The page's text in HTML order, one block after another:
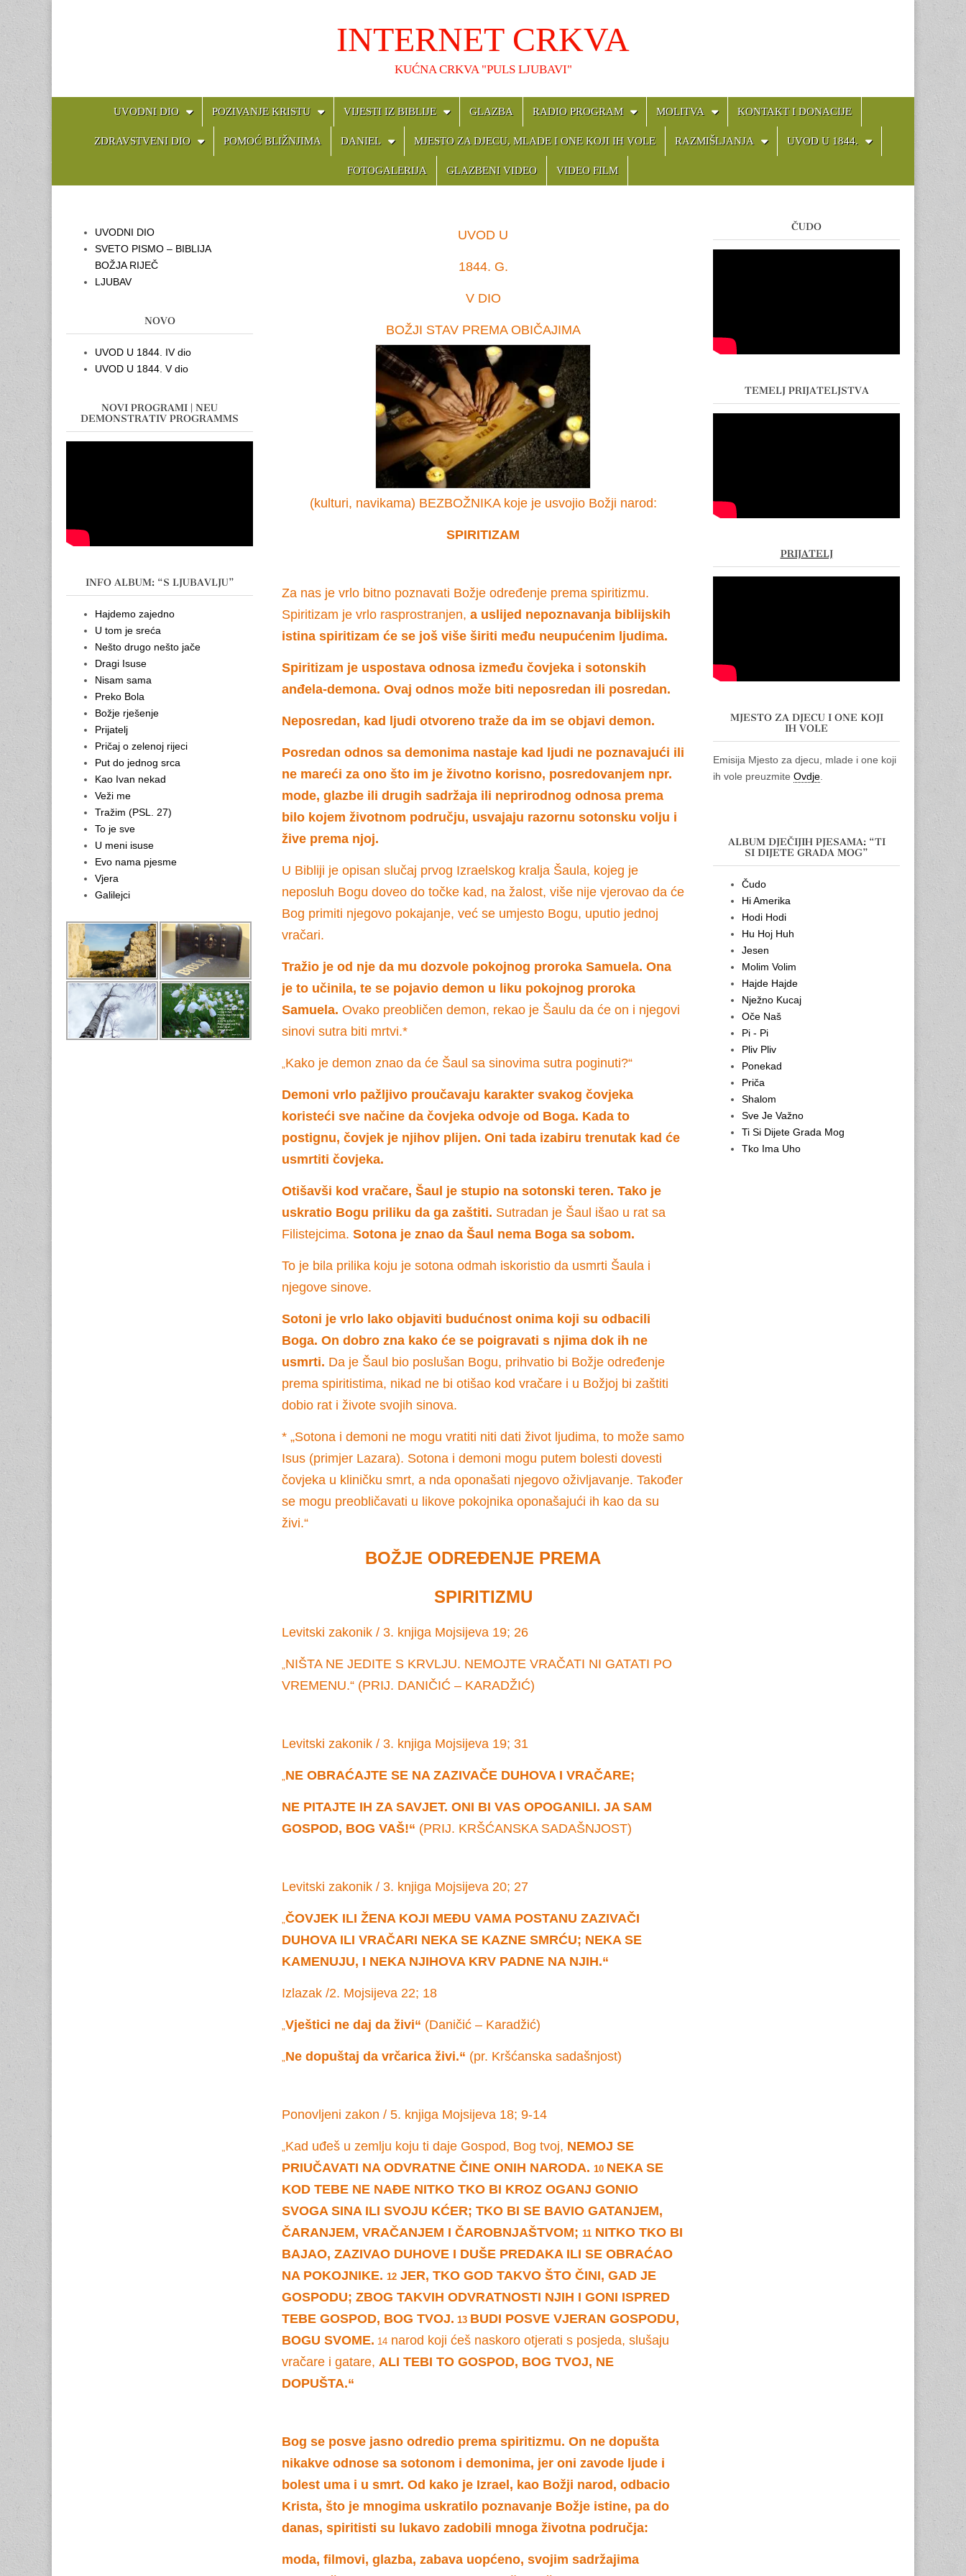
INTERNET CRKVA
KUĆNA CRKVA "PULS LJUBAVI"
CONTENT
UVODNI DIO POZIVANJE KRISTU VIJESTI IZ BIBLIJE GLAZBA RADIO PROGRAM MOLITVA KONTAKT I DONACIJE
ZDRAVSTVENI DIO POMOĆ BLIŽNJIMA DANIEL MJESTO ZA DJECU, MLADE I ONE KOJI IH VOLE RAZMIŠLJANJA UVOD U 1844.
FOTOGALERIJA GLAZBENI VIDEO VIDEO FILM
UVOD U
1844. G.
V DIO
BOŽJI STAV PREMA OBIČAJIMA
(kulturi, navikama) BEZBOŽNIKA koje je usvojio Božji narod:
SPIRITIZAM
Za nas je vrlo bitno poznavati Božje određenje prema spiritizmu.
Spiritizam je vrlo rasprostranjen, a uslijed nepoznavanja biblijskih
istina spiritizam će se još više širiti među neupućenim ljudima.
Spiritizam je uspostava odnosa između čovjeka i sotonskih
anđela-demona. Ovaj odnos može biti neposredan ili posredan.
Neposredan, kad ljudi otvoreno traže da im se objavi demon.
Posredan odnos sa demonima nastaje kad ljudi ne poznavajući ili
ne mareći za ono što im je životno korisno, posredovanjem npr.
mode, glazbe ili drugih sadržaja ili neprirodnog odnosa prema
bilo kojem životnom području, usvajaju razornu sotonsku volju i
žive prema njoj.
U Bibliji je opisan slučaj prvog Izraelskog kralja Šaula, kojeg je
neposluh Bogu doveo do točke kad, na žalost, više nije vjerovao da će
Bog primiti njegovo pokajanje, već se umjesto Bogu, uputio jednoj
vračari.
Tražio je od nje da mu dozvole pokojnog proroka Samuela. Ona
je to učinila, te se pojavio demon u liku pokojnog proroka
Samuela. Ovako preobličen demon, rekao je Šaulu da će on i njegovi
sinovi sutra biti mrtvi.*
Kako je demon znao da će Šaul sa sinovima sutra poginuti?“
Demoni vrlo pažljivo proučavaju karakter svakog čovjeka
koristeći sve načine da čovjeka odvoje od Boga. Kada to
postignu, čovjek je njihov plijen. Oni tada izabiru trenutak kad će
usmrtiti čovjeka.
Otišavši kod vračare, Šaul je stupio na sotonski teren. Tako je
uskratio Bogu priliku da ga zaštiti. Sutradan je Šaul išao u rat sa
Filistejcima. Sotona je znao da Šaul nema Boga sa sobom.
To je bila prilika koju je sotona odmah iskoristio da usmrti Šaula i
njegove sinove.
Sotoni je vrlo lako objaviti budućnost onima koji su odbacili
Boga. On dobro zna kako će se poigravati s njima dok ih ne
usmrti. Da je Šaul bio poslušan Bogu, prihvatio bi Božje određenje
prema spiritistima, nikad ne bi otišao kod vračare i u Božjoj bi zaštiti
dobio rat i živote svojih sinova.
* „Sotona i demoni ne mogu vratiti niti dati život ljudima, to može samo
Isus (primjer Lazara). Sotona i demoni mogu putem bolesti dovesti
čovjeka u kliničku smrt, a nda oponašati njegovo oživljavanje. Također
se mogu preobličavati u likove pokojnika oponašajući ih kao da su
živi.“
BOŽJE ODREĐENJE PREMA
SPIRITIZMU
Levitski zakonik / 3. knjiga Mojsijeva 19; 26
NIŠTA NE JEDITE S KRVLJU. NEMOJTE VRAČATI NI GATATI PO
VREMENU.“ (PRIJ. DANIČIĆ – KARADŽIĆ)
Levitski zakonik / 3. knjiga Mojsijeva 19; 31
NE OBRAĆAJTE SE NA ZAZIVAČE DUHOVA I VRAČARE;
NE PITAJTE IH ZA SAVJET. ONI BI VAS OPOGANILI. JA SAM
GOSPOD, BOG VAŠ!“ (PRIJ. KRŠĆANSKA SADAŠNJOST)
Levitski zakonik / 3. knjiga Mojsijeva 20; 27
ČOVJEK ILI ŽENA KOJI MEĐU VAMA POSTANU ZAZIVAČI
DUHOVA ILI VRAČARI NEKA SE KAZNE SMRĆU; NEKA SE
KAMENUJU, I NEKA NJIHOVA KRV PADNE NA NJIH.“
Izlazak /2. Mojsijeva 22; 18
Vještici ne daj da živi“ (Daničić – Karadžić)
Ne dopuštaj da vrčarica živi.“ (pr. Kršćanska sadašnjost)
Ponovljeni zakon / 5. knjiga Mojsijeva 18; 9-14
Kad uđeš u zemlju koju ti daje Gospod, Bog tvoj, NEMOJ SE
PRIUČAVATI NA ODVRATNE ČINE ONIH NARODA. 10 NEKA SE
KOD TEBE NE NAĐE NITKO TKO BI KROZ OGANJ GONIO
SVOGA SINA ILI SVOJU KĆER; TKO BI SE BAVIO GATANJEM,
ČARANJEM, VRAČANJEM I ČAROBNJAŠTVOM; 11 NITKO TKO BI
BAJAO, ZAZIVAO DUHOVE I DUŠE PREDAKA ILI SE OBRAĆAO
NA POKOJNIKE. 12 JER, TKO GOD TAKVO ŠTO ČINI, GAD JE
GOSPODU; ZBOG TAKVIH ODVRATNOSTI NJIH I GONI ISPRED
TEBE GOSPOD, BOG TVOJ. 13 BUDI POSVE VJERAN GOSPODU,
BOGU SVOME. 14 narod koji ćeš naskoro otjerati s posjeda, slušaju
vračare i gatare, ALI TEBI TO GOSPOD, BOG TVOJ, NE
DOPUŠTA.“
Bog se posve jasno odredio prema spiritizmu. On ne dopušta
nikakve odnose sa sotonom i demonima, jer oni zavode ljude i
bolest uma i u smrt. Od kako je Izrael, kao Božji narod, odbacio
Krista, što je mnogima uskratilo poznavanje Božje istine, pa do
danas, spiritisti su lukavo zadobili mnoga životna područja:
moda, filmovi, glazba, zabava uopćeno, svojim sadržajima
UVODNI DIO
SVETO PISMO – BIBLIJA
BOŽJA RIJEČ
LJUBAV
NOVO
UVOD U 1844. IV dio
UVOD U 1844. V dio
NOVI PROGRAMI | NEU
DEMONSTRATIV PROGRAMMS
INFO ALBUM: “S LJUBAVLJU”
Hajdemo zajedno
U tom je sreća
Nešto drugo nešto jače
Dragi Isuse
Nisam sama
Preko Bola
Božje rješenje
Prijatelj
Pričaj o zelenoj rijeci
Put do jednog srca
Kao Ivan nekad
Veži me
Tražim (PSL. 27)
To je sve
U meni isuse
Evo nama pjesme
Vjera
Galilejci
ČUDO
TEMELJ PRIJATELJSTVA
PRIJATELJ
MJESTO ZA DJECU I ONE KOJI
IH VOLE
Emisija Mjesto za djecu, mlade i one koji
ih vole preuzmite Ovdje
ALBUM DJEČIJIH PJESAMA: “TI
SI DIJETE GRADA MOG”
Čudo
Hi Amerika
Hodi Hodi
Hu Hoj Huh
Jesen
Molim Volim
Hajde Hajde
Nježno Kucaj
Oče Naš
Pi - Pi
Pliv Pliv
Ponekad
Priča
Shalom
Sve Je Važno
Ti Si Dijete Grada Mog
Tko Ima Uho